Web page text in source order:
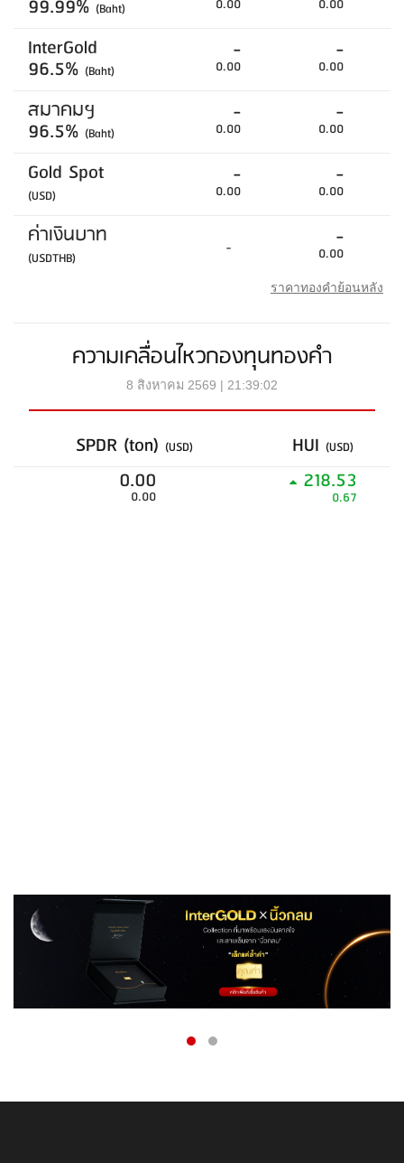
99.99% (Baht) 0.00 0.00
InterGold
96.5% (Baht)
-
0.00
-
0.00
สมาคมฯ
96.5% (Baht)
-
0.00
-
0.00
Gold Spot
(USD)
-
0.00
-
0.00
ค่าเงินบาท
(USDTHB) - -
0.00
ราคาทองคำย้อนหลัง
ความเคลื่อนไหวกองทุนทองคำ
8 สิงหาคม 2569 | 21:39:02
SPDR (ton) (USD) HUI (USD)
0.00
0.00
218.53
0.67